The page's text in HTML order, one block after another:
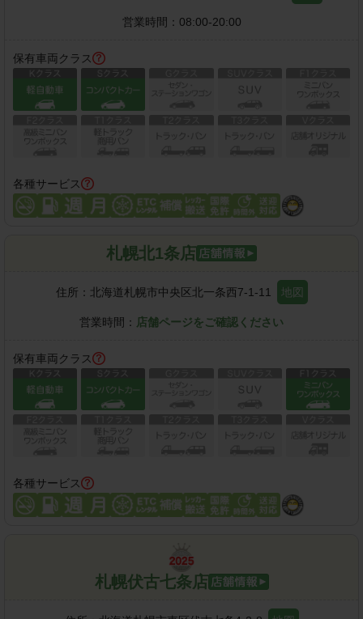
営業時間： 08:00-20:00
保有車両クラス
各種サービス
札幌北1条店
住所： 北海道札幌市中央区北一条西7-1-11 地図
営業時間： 店舗ページをご確認ください
保有車両クラス
各種サービス
札幌伏古七条店